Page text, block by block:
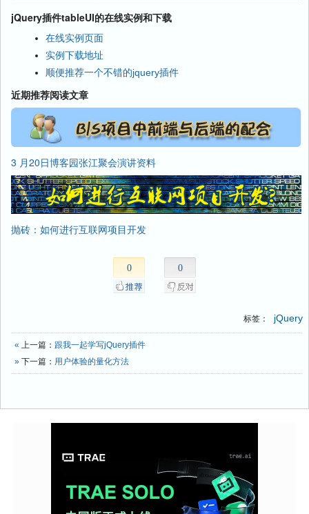
                $(
this).addClass(options.activeRowClass);
            });
            $(thisTable).find(
                $(
this).removeClass(options.activeRowClass);
            });
        });
})(jQuery);
jQuery插件tableUI的在线实例和下载
在线实例页面
实例下载地址
顺便推荐一个不错的jquery插件
近期推荐阅读文章
3 月20日博客园张江聚会演讲资料
抛砖：如何进行互联网项目开发
0 0
标签： jQuery
« 上一篇： 跟我一起学写jQuery插件
» 下一篇： 用户体验的量化方法